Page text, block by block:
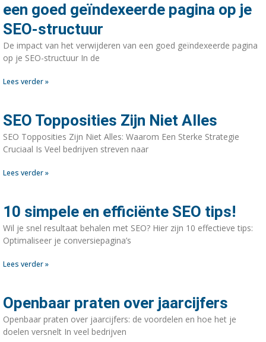
een goed geïndexeerde pagina op je
SEO-structuur
De impact van het verwijderen van een goed geïndexeerde pagina
op je SEO-structuur In de
Lees verder »
SEO Topposities Zijn Niet Alles
SEO Topposities Zijn Niet Alles: Waarom Een Sterke Strategie
Cruciaal Is Veel bedrijven streven naar
Lees verder »
10 simpele en efficiënte SEO tips!
Wil je snel resultaat behalen met SEO? Hier zijn 10 effectieve tips:
Optimaliseer je conversiepagina’s
Lees verder »
Openbaar praten over jaarcijfers
Openbaar praten over jaarcijfers: de voordelen en hoe het je
doelen versnelt In veel bedrijven